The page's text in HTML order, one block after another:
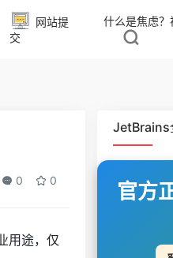
网站提
交
什么是焦虑？
0 0
用途，仅
JetBrains
官方